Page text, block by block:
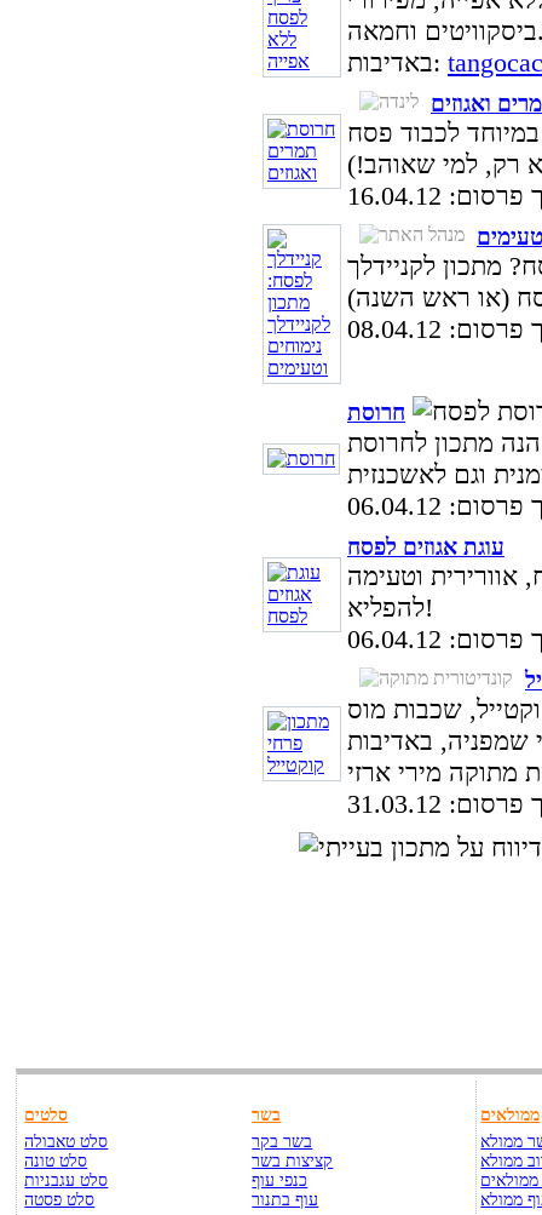
וחמאה.
באדיבות:
ואגוזים
לכבוד פסח
16.04.12
מתכון לקניידלך
08.04.12
חרוסת
מתכון לחרוסת
06.04.12
עוגת אגוזים לפסח
אוורירית וטעימה
להפליא!
06.04.12
שכבות מוס
שמפניה, באדיבות
31.03.12
סלטים
סלט טאבולה
סלט טונה
סלט עגבניות
סלט פסטה
בשר
בשר בקר
קציצות בשר
כנפי עוף
עוף בתנור
ממולאים
ממולא
ממולא
ממולא